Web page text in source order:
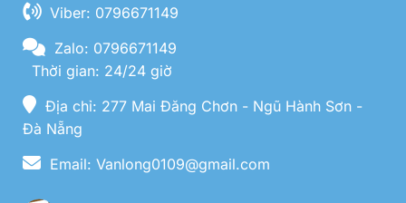
Viber: 0796671149
Zalo: 0796671149
Thời gian: 24/24 giờ
Địa chỉ: 277 Mai Đăng Chơn - Ngũ Hành Sơn -
Đà Nẵng
Email: Vanlong0109@gmail.com